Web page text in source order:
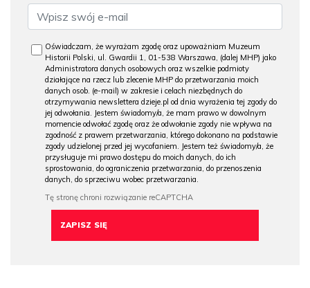
Oświadczam, że wyrażam zgodę oraz upoważniam Muzeum
Historii Polski, ul. Gwardii 1, 01-538 Warszawa, (dalej MHP) jako
Administratora danych osobowych oraz wszelkie podmioty
działające na rzecz lub zlecenie MHP do przetwarzania moich
danych osob. (e-mail) w zakresie i celach niezbędnych do
otrzymywania newslettera dzieje.pl od dnia wyrażenia tej zgody do
jej odwołania. Jestem świadomy/a, że mam prawo w dowolnym
momencie odwołać zgodę oraz że odwołanie zgody nie wpływa na
zgodność z prawem przetwarzania, którego dokonano na podstawie
zgody udzielonej przed jej wycofaniem. Jestem też świadomy/a, że
przysługuje mi prawo dostępu do moich danych, do ich
sprostowania, do ograniczenia przetwarzania, do przenoszenia
danych, do sprzeciwu wobec przetwarzania.